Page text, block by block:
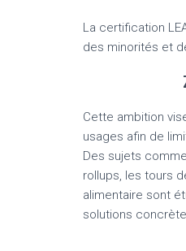
La certification
des minorités et
Cette ambition
usages afin de
Des sujets
rollups, les tours
alimentaire sont
solutions